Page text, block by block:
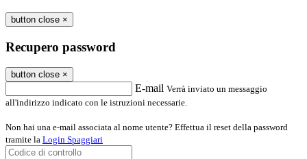
button close ×
Recupero password
button close ×
E-mail Verrà inviato un messaggio
all'indirizzo indicato con le istruzioni necessarie.
Non hai una e-mail associata al nome utente? Effettua il reset della password
tramite la Login Spaggiari